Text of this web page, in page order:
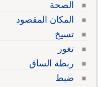
الصحة
المكان المقصود
تسيخ
تغور
ربطة الساق
ضبط